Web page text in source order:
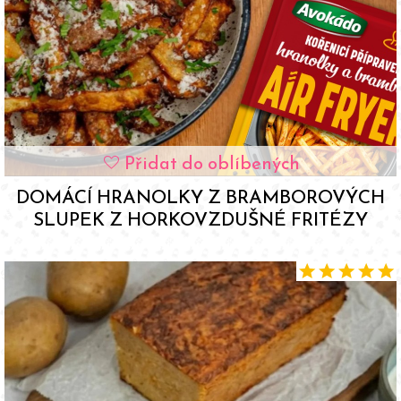
favoritePřidat do oblíbených
DOMÁCÍ HRANOLKY Z BRAMBOROVÝCH
SLUPEK Z HORKOVZDUŠNÉ FRITÉZY
starstarstarstarstar